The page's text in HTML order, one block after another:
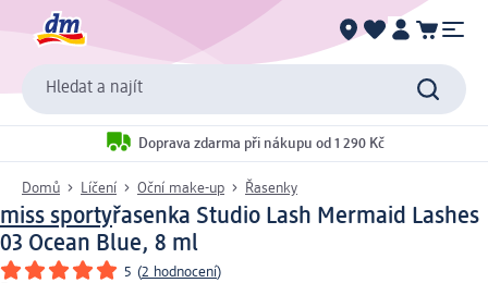
Hledat a najít
Doprava zdarma při nákupu od 1 290 Kč
Domů Líčení Oční make-up Řasenky
miss sportyřasenka Studio Lash Mermaid Lashes
03 Ocean Blue, 8 ml
5 (2 hodnocení)